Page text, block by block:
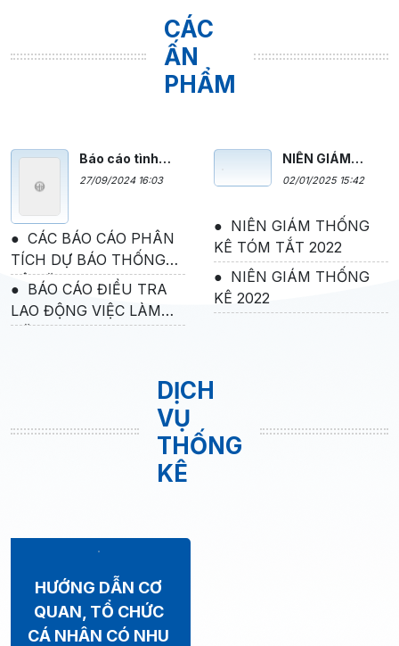
CÁC
ẤN
PHẨM
Báo cáo tình
hình Kinh tế xã
27/09/2024 16:03
CÁC BÁO CÁO PHÂN
TÍCH DỰ BÁO THỐNG
KÊ NĂM 2021
BÁO CÁO ĐIỀU TRA
LAO ĐỘNG VIỆC LÀM
NĂM 2021
NIÊN GIÁM
THỐNG KÊ
(Tóm tắt)
02/01/2025 15:42
NIÊN GIÁM THỐNG
KÊ TÓM TẮT 2022
NIÊN GIÁM THỐNG
KÊ 2022
DỊCH
VỤ
THỐNG
KÊ
HƯỚNG DẪN CƠ
QUAN, TỔ CHỨC
CÁ NHÂN CÓ NHU